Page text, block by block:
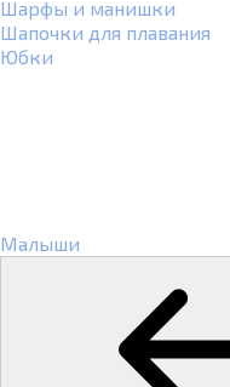
Шарфы и манишки
Шапочки для плавания
Юбки
Малыши